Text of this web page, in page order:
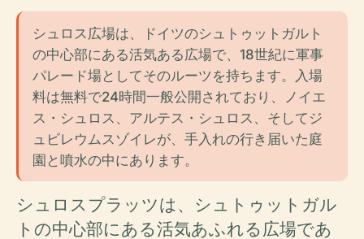
シュロス広場は、ドイツのシュトゥットガルト
の中心部にある活気ある広場で、18世紀に軍事
パレード場としてそのルーツを持ちます。入場
料は無料で24時間一般公開されており、ノイエ
ス・シュロス、アルテス・シュロス、そしてジ
ュビレウムスゾイレが、手入れの行き届いた庭
園と噴水の中にあります。
シュロスプラッツは、シュトゥットガル
トの中心部にある活気あふれる広場であ